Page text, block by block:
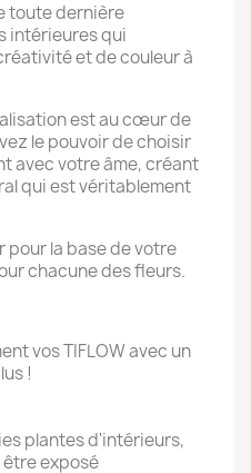
toute dernière
intérieures qui
et de couleur à
est au cœur de
le pouvoir de choisir
avec votre âme, créant
qui est véritablement
pour la base de votre
chacune des fleurs.
vos TIFLOW avec un
!
plantes d'intérieurs,
être exposé